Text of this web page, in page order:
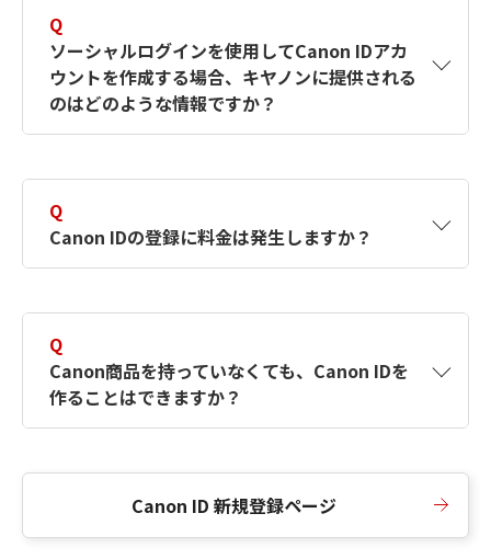
す。詳しい作成方法は【カメラ】Canon IDとは
何ですか？Canon IDの作成方法は？をご確認く
ださい。
Q
ソーシャルログインを使用してCanon IDアカ
ウントを作成する場合、キヤノンに提供される
のはどのような情報ですか？
択したサービスから取得します。アカウントを
簡単に作成できるように、この情報を使用して
Canon IDの登録フォームを入力します。
Q
Canon IDの登録に料金は発生しますか？
Q
Canon商品を持っていなくても、Canon IDを
作ることはできますか？
Canon ID 新規登録ページ